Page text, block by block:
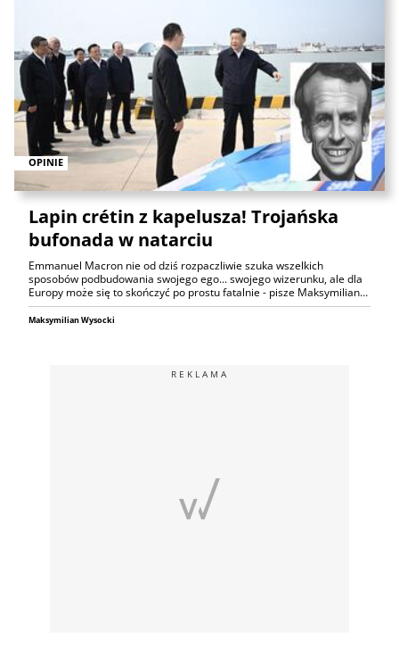
OPINIE
Lapin crétin z kapelusza! Trojańska
bufonada w natarciu
Emmanuel Macron nie od dziś rozpaczliwie szuka wszelkich
sposobów podbudowania swojego ego... swojego wizerunku, ale dla
Europy może się to skończyć po prostu fatalnie - pisze Maksymilian…
Maksymilian Wysocki
REKLAMA